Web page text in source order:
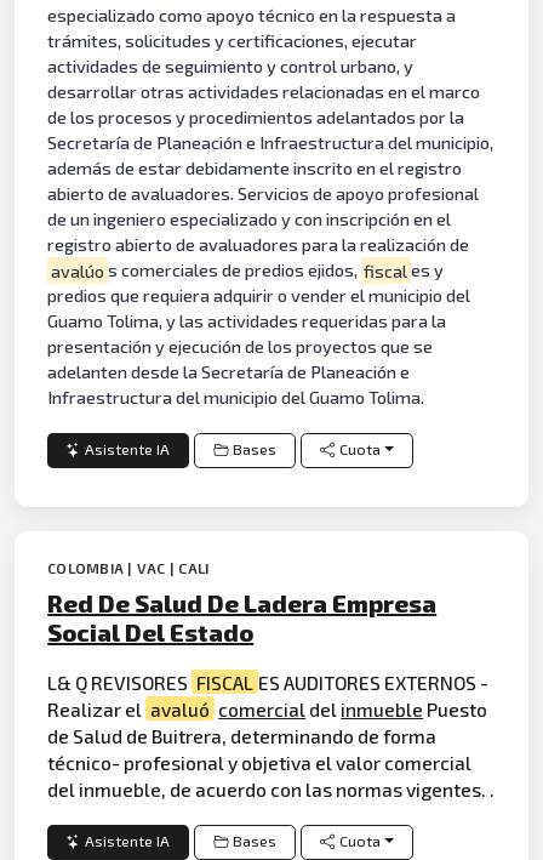
especializado como apoyo técnico en la respuesta a
trámites, solicitudes y certificaciones, ejecutar
actividades de seguimiento y control urbano, y
desarrollar otras actividades relacionadas en el marco
de los procesos y procedimientos adelantados por la
Secretaría de Planeación e Infraestructura del municipio,
además de estar debidamente inscrito en el registro
abierto de avaluadores. Servicios de apoyo profesional
de un ingeniero especializado y con inscripción en el
registro abierto de avaluadores para la realización de
avalúo s comerciales de predios ejidos, fiscal es y
predios que requiera adquirir o vender el municipio del
Guamo Tolima, y las actividades requeridas para la
presentación y ejecución de los proyectos que se
adelanten desde la Secretaría de Planeación e
Infraestructura del municipio del Guamo Tolima.
Asistente IA Bases Cuota
COLOMBIA | VAC | CALI
Red De Salud De Ladera Empresa
Social Del Estado
L& Q REVISORES FISCAL ES AUDITORES EXTERNOS -
Realizar el avaluó comercial del inmueble Puesto
de Salud de Buitrera, determinando de forma
técnico- profesional y objetiva el valor comercial
del inmueble, de acuerdo con las normas vigentes. .
Asistente IA Bases Cuota